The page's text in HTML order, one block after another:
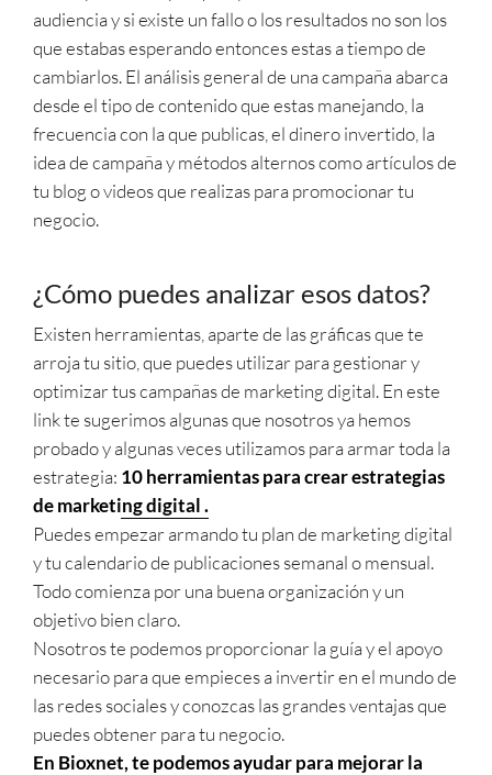
audiencia y si existe un fallo o los resultados no son los
que estabas esperando entonces estas a tiempo de
cambiarlos. El análisis general de una campaña abarca
desde el tipo de contenido que estas manejando, la
frecuencia con la que publicas, el dinero invertido, la
idea de campaña y métodos alternos como artículos de
tu blog o videos que realizas para promocionar tu
negocio.
¿Cómo puedes analizar esos datos?
Existen herramientas, aparte de las gráficas que te
arroja tu sitio, que puedes utilizar para gestionar y
optimizar tus campañas de marketing digital. En este
link te sugerimos algunas que nosotros ya hemos
probado y algunas veces utilizamos para armar toda la
estrategia: 10 herramientas para crear estrategias
de marketing digital .
Puedes empezar armando tu plan de marketing digital
y tu calendario de publicaciones semanal o mensual.
Todo comienza por una buena organización y un
objetivo bien claro.
Nosotros te podemos proporcionar la guía y el apoyo
necesario para que empieces a invertir en el mundo de
las redes sociales y conozcas las grandes ventajas que
puedes obtener para tu negocio.
En Bioxnet, te podemos ayudar para mejorar la